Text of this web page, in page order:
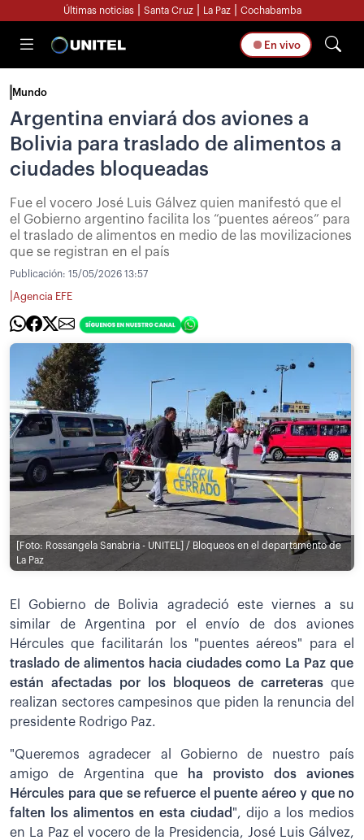
Últimas noticias Santa Cruz La Paz Cochabamba
En vivo
Mundo
Argentina enviará dos aviones a
Bolivia para traslado de alimentos a
ciudades bloqueadas
Fue el vocero José Luis Gálvez quien manifestó que el
el Gobierno argentino facilita los “puentes aéreos” para
el traslado de alimentos en medio de las movilizaciones
que se registran en el país
Publicación: 15/05/2026 13:57
Agencia EFE
[Foto: Rossangela Sanabria - UNITEL] / Bloqueos en el departamento de
La Paz
El Gobierno de Bolivia agradeció este viernes a su
similar de Argentina por el envío de dos aviones
Hércules que facilitarán los "puentes aéreos" para el
traslado de alimentos hacia ciudades como La Paz que
están afectadas por los bloqueos de carreteras que
realizan sectores campesinos que piden la renuncia del
presidente Rodrigo Paz.
"Queremos agradecer al Gobierno de nuestro país
amigo de Argentina que
ha provisto dos aviones
Hércules para que se refuerce el puente aéreo y que no
falten los alimentos en esta ciudad ", dijo a los medios
en La Paz el vocero de la Presidencia, José Luis Gálvez,